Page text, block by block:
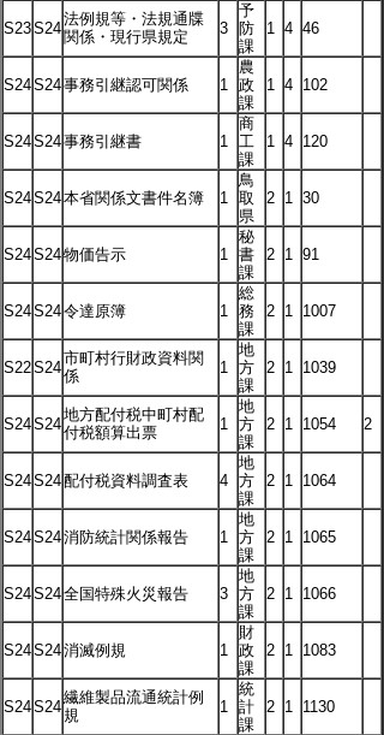
S23S24
法例規等・法規通牒
関係・現行県規定
3
予
防
課
1 4 46
S24S24事務引継認可関係 1
農
政
課
1 4 102
S24S24事務引継書 1
商
工
課
1 4 120
S24S24本省関係文書件名簿 1
鳥
取
県
2 1 30
S24S24物価告示 1
秘
書
課
2 1 91
S24S24令達原簿 1
総
務
課
2 1 1007
S22S24
市町村行財政資料関
係
1
地
方
課
2 1 1039
S24S24
地方配付税中町村配
付税額算出票
1
地
方
課
2 1 1054 2
S24S24配付税資料調査表 4
地
方
課
2 1 1064
S24S24消防統計関係報告 1
地
方
課
2 1 1065
S24S24全国特殊火災報告 3
地
方
課
2 1 1066
S24S24消滅例規 1
財
政
課
2 1 1083
S24S24
繊維製品流通統計例
規
1
統
計
課
2 1 1130